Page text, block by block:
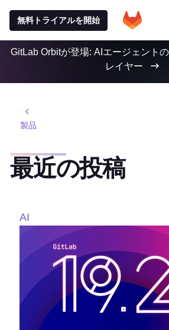
無料トライアルを開始
GitLab Orbitが登場: AIエージェント
レイヤー
製品
最近の投稿
AI